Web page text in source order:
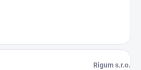
Rigum s.r.o.